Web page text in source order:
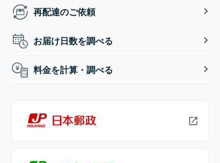
再配達のご依頼
お届け日数を調べる
料金を計算・調べる